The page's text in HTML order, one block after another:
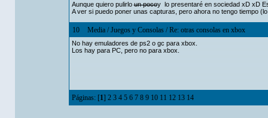
Aunque quiero pulirloun pocoy lo presentaré en sociedad xD xD
A ver si puedo poner unas capturas, pero ahora no tengo tiempo
10 Media/Juegos y Consolas/Re: otras consolas en xbox
No hay emuladores de ps2 o gc para xbox.
Los hay para PC, pero no para xbox.
Páginas: [1] 2 3 4 5 6 7 8 9 10 11 12 13 14